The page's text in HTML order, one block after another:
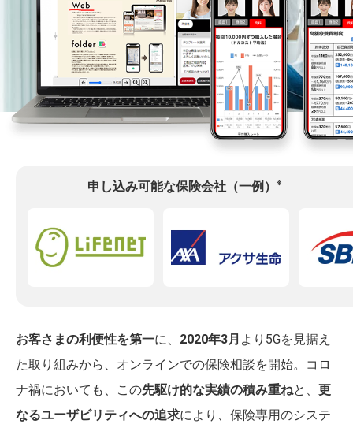
申し込み可能な保険会社（一例） ※
お客さまの利便性を第一に、 2020年3月 より5Gを見据え
た取り組みから、オンラインでの保険相談を開始。コロ
ナ禍においても、この先駆け的な実績の積み重ねと、 更
なるユーザビリティへの追求により、保険専用のシステ